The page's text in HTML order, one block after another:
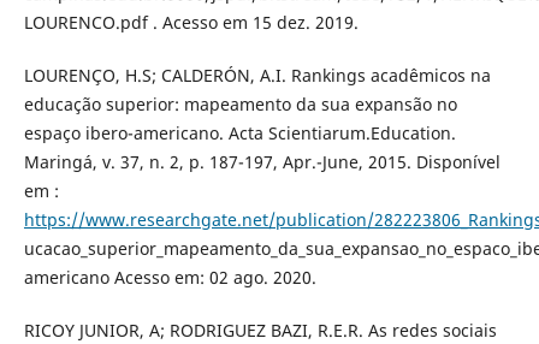
LOURENCO.pdf . Acesso em 15 dez. 2019.
LOURENÇO, H.S; CALDERÓN, A.I. Rankings acadêmicos na
educação superior: mapeamento da sua expansão no
espaço ibero-americano. Acta Scientiarum.Education.
Maringá, v. 37, n. 2, p. 187-197, Apr.-June, 2015. Disponível
em :
https://www.researchgate.net/publication/
americano Acesso em: 02 ago. 2020.
RICOY JUNIOR, A; RODRIGUEZ BAZI, R.E.R. As redes sociais